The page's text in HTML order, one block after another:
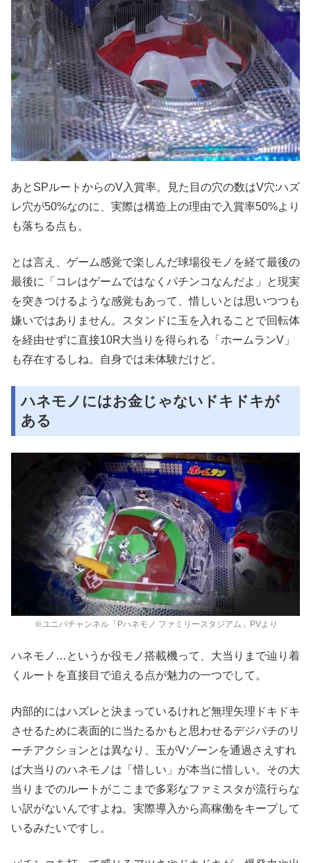
あとSPルートからのV入賞率。見た目の穴の数はV穴:ハズ
レ穴が50%なのに、実際は構造上の理由で入賞率50%より
も落ちる点も。
とは言え、ゲーム感覚で楽しんだ球場役モノを経て最後の
最後に「コレはゲームではなくパチンコなんだよ」と現実
を突きつけるような感覚もあって、惜しいとは思いつつも
嫌いではありません。スタンドに玉を入れることで回転体
を経由せずに直接10R大当りを得られる「ホームランV」
も存在するしね。自身では未体験だけど。
ハネモノにはお金じゃないドキドキが
ある
※ユニバチャンネル「Pハネモノ ファミリースタジアム」PVより
ハネモノ…というか役モノ搭載機って、大当りまで辿り着
くルートを直接目で追える点が魅力の一つでして。
内部的にはハズレと決まっているけれど無理矢理ドキドキ
させるために表面的に当たるかもと思わせるデジパチのリ
ーチアクションとは異なり、玉がVゾーンを通過さえすれ
ば大当りのハネモノは「惜しい」が本当に惜しい。その大
当りまでのルートがここまで多彩なファミスタが流行らな
い訳がないんですよね。実際導入から高稼働をキープして
いるみたいですし。